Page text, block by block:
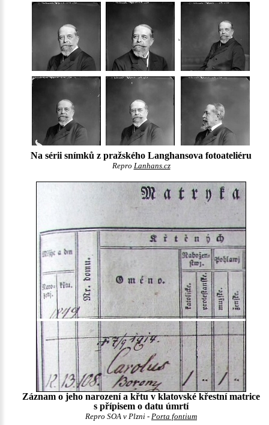
Na sérii snímků z pražského Langhansova fotoateliéru
Repro Lanhans.cz
Záznam o jeho narození a křtu v klatovské křestní matrice
s přípisem o datu úmrtí
Repro SOA v Plzni - Porta fontium